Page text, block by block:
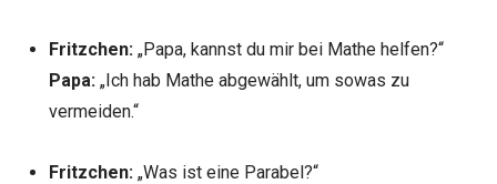
Fritzchen:„Papa, kannst du mir bei Mathe helfen?“
Papa:„Ich hab Mathe abgewählt, um sowas zu
vermeiden.“
Fritzchen:„Was ist eine Parabel?“